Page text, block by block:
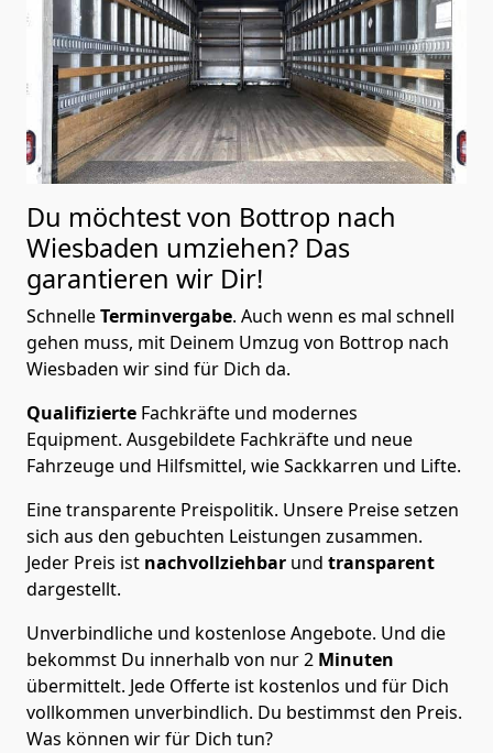
Du möchtest von Bottrop nach
Wiesbaden umziehen? Das
garantieren wir Dir!
SchnelleTerminvergabe. Auch wenn es mal schnell
gehen muss, mit Deinem Umzug von Bottrop nach
Wiesbaden wir sind für Dich da.
Qualifizierte Fachkräfte und modernes
Equipment. Ausgebildete Fachkräfte und neue
Fahrzeuge und Hilfsmittel, wie Sackkarren und Lifte.
Eine transparente Preispolitik. Unsere Preise setzen
sich aus den gebuchten Leistungen zusammen.
Jeder Preis ist nachvollziehbar und transparent
dargestellt.
Unverbindliche und kostenlose Angebote. Und die
bekommst Du innerhalb von nur2 Minuten
übermittelt. Jede Offerte ist kostenlos und für Dich
vollkommen unverbindlich. Du bestimmst den Preis.
Was können wir für Dich tun?